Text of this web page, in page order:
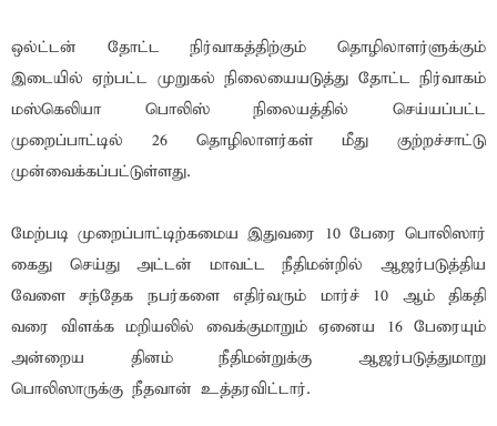
ஒல்ட்டன் தோட்ட நிர்வாகத்திற்கும் தொழிலாளர்ளுக்கும்
இடையில் ஏற்பட்ட முறுகல் நிலையையடுத்து தோட்ட நிர்வாகம்
மஸ்கெலியா பொலிஸ் நிலையத்தில் செய்யப்பட்ட
முறைப்பாட்டில் 26 தொழிலாளர்கள் மீது குற்றச்சாட்டு
முன்வைக்கப்பட்டுள்ளது.
மேற்படி முறைப்பாட்டிற்கமைய இதுவரை 10 பேரை பொலிஸார்
கைது செய்து அட்டன் மாவட்ட நீதிமன்றில் ஆஜர்படுத்திய
வேளை சந்தேக நபர்களை எதிர்வரும் மார்ச் 10 ஆம் திகதி
வரை விளக்க மறியலில் வைக்குமாறும் ஏனைய 16 பேரையும்
அன்றைய தினம் நீதிமன்றுக்கு ஆஜர்படுத்துமாறு
பொலிஸாருக்கு நீதவான் உத்தரவிட்டார்.